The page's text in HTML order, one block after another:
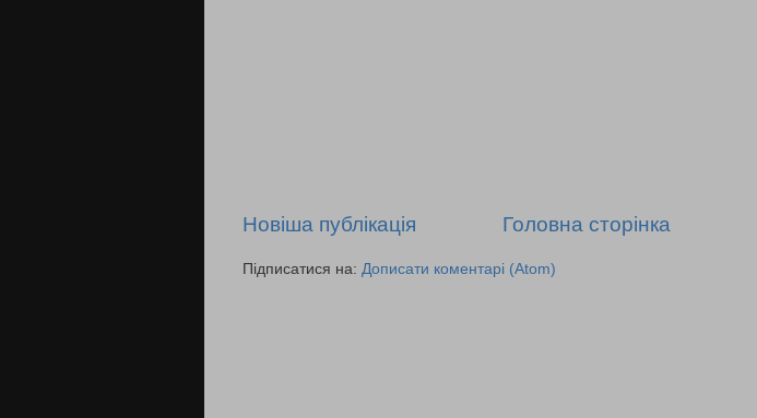
Новіша публікація Головна сторінка
Підписатися на: Дописати коментарі (Atom)